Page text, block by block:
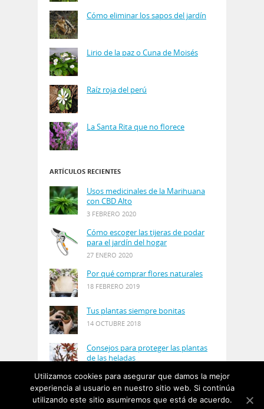
Cómo eliminar los sapos del jardín
Lirio de la paz o Cuna de Moisés
Raíz roja del perú
La Santa Rita que no florece
ARTÍCULOS RECIENTES
Usos medicinales de la Marihuana
con CBD Alto
3 FEBRERO 2020
Cómo escoger las tijeras de podar
para el jardín del hogar
27 ENERO 2020
Por qué comprar flores naturales
18 FEBRERO 2019
Tus plantas siempre bonitas
14 OCTUBRE 2018
Consejos para proteger las plantas
de las heladas
Utilizamos cookies para asegurar que damos la mejor
experiencia al usuario en nuestro sitio web. Si continúa
utilizando este sitio asumiremos que está de acuerdo.